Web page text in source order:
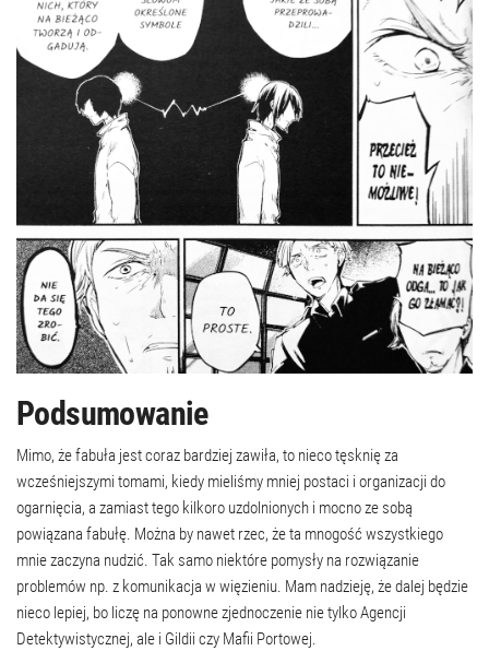
Podsumowanie
Mimo, że fabuła jest coraz bardziej zawiła, to nieco tęsknię za
wcześniejszymi tomami, kiedy mieliśmy mniej postaci i organizacji do
ogarnięcia, a zamiast tego kilkoro uzdolnionych i mocno ze sobą
powiązana fabułę. Można by nawet rzec, że ta mnogość wszystkiego
mnie zaczyna nudzić. Tak samo niektóre pomysły na rozwiązanie
problemów np. z komunikacja w więzieniu. Mam nadzieję, że dalej będzie
nieco lepiej, bo liczę na ponowne zjednoczenie nie tylko Agencji
Detektywistycznej, ale i Gildii czy Mafii Portowej.